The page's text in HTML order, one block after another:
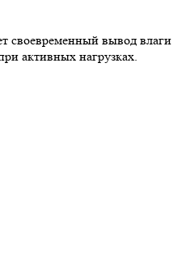
своевременный вывод влаги
активных нагрузках.